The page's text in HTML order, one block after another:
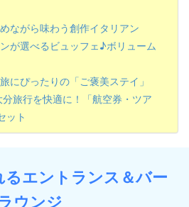
ながら味わう創作イタリアン
が選べるビュッフェ♪ボリューム
にぴったりの「ご褒美ステイ」
旅行を快適に！「航空券・ツア
ット
るエントランス＆バー
ウンジ